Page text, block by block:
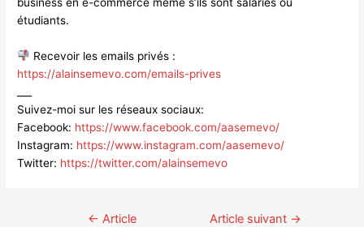
étudiants.
Recevoir les emails privés :
https://alainsemevo.com/emails-prives
Suivez-moi sur les réseaux sociaux:
Facebook: https://www.facebook.com/aasemevo/
Instagram: https://www.instagram.com/aasemevo/
Twitter: https://twitter.com/alainsemevo
Navigation← Article
Article suivant →